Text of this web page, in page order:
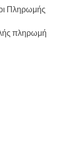
Πληρωμής
πληρωμή